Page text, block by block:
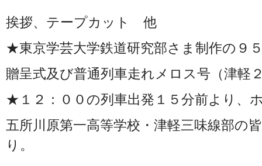
挨拶、テープカット 他
★東京学芸大学鉄道研究部さま制作の９
贈呈式及び普通列車走れメロス号（津軽
★１２：００の列車出発１５分前より、
五所川原第一高等学校・津軽三味線部の
り。